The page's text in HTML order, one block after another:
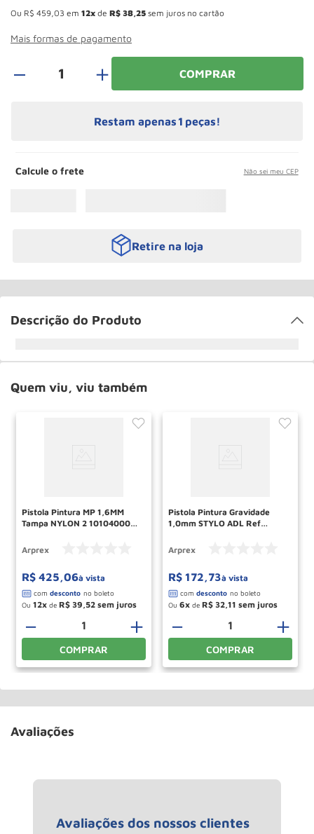
Ou R$ 459 03 em 12 de R$ 38 25 sem juros no cartão
Mais formas de pagamento
＋ COMPRAR
Restam apenas 1 peças!
Calcule o frete Não sei meu CEP
Retire na loja
Descrição do Produto
Quem viu, viu também
Pistola Pintura MP 1,6MM
Tampa NYLON 2 10104000
Arprex
R$ 425,06à vista
Ou 12 de R$ 39,52
＋
－
COMPRAR
Pistola Pintura Gravidade
1,0mm STYLO ADL Ref
Arprex
R$ 172,73à vista
Ou 6 de R$ 32,11
＋
－
COMPRAR
Avaliações
Avaliações dos nossos clientes
10º Paleteira